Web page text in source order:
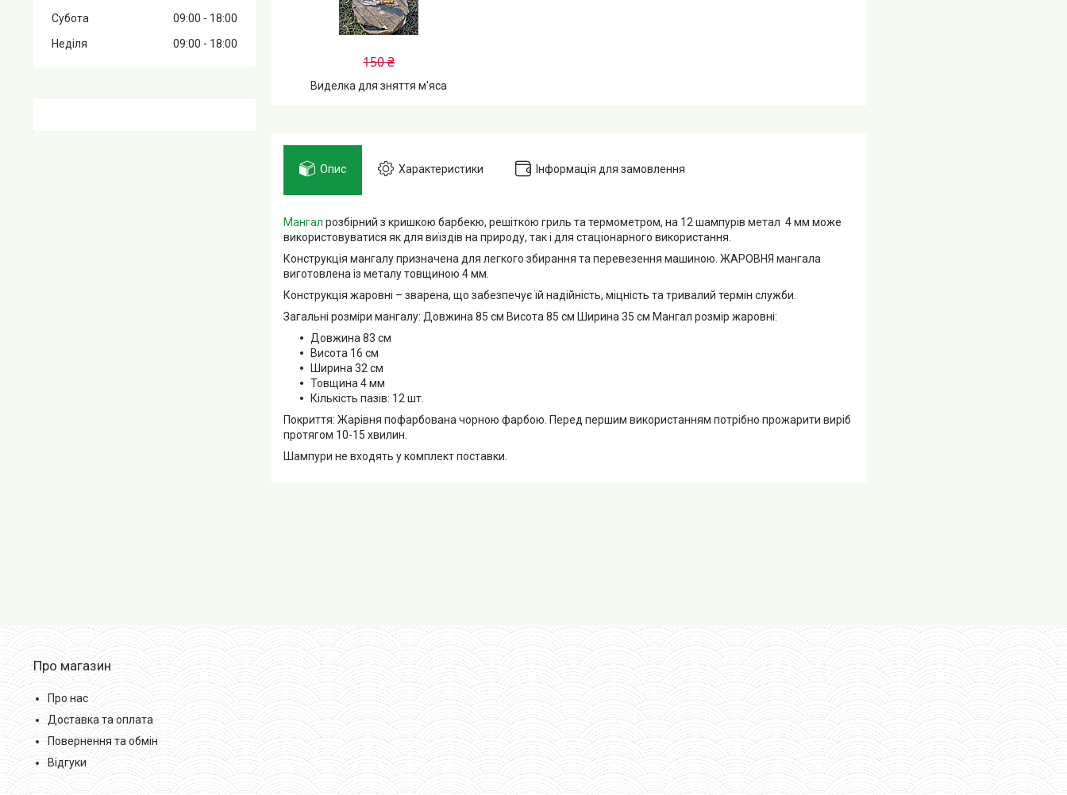
150 ₴
Виделка для зняття м'яса
Опис Характеристики Інформація для замовлення
Мангал розбірний з кришкою барбекю, решіткою гриль та термометром, на 12 шампурів метал 4 мм може
використовуватися як для виїздів на природу, так і для стаціонарного використання.
Конструкція мангалу призначена для легкого збирання та перевезення машиною. ЖАРОВНЯ мангала
виготовлена із металу товщиною 4 мм.
Конструкція жаровні – зварена, що забезпечує їй надійність, міцність та тривалий термін служби.
Загальні розміри мангалу: Довжина 85 см Висота 85 см Ширина 35 см Мангал розмір жаровні:
Довжина 83 см
Висота 16 см
Ширина 32 см
Товщина 4 мм
Кількість пазів: 12 шт.
Покриття: Жарівня пофарбована чорною фарбою. Перед першим використанням потрібно прожарити виріб
протягом 10-15 хвилин.
Шампури не входять у комплект поставки.
Субота
09:00
18:00
Неділя
09:00 18:00
Про магазин
Про нас
Доставка та оплата
Повернення та обмін
Відгуки